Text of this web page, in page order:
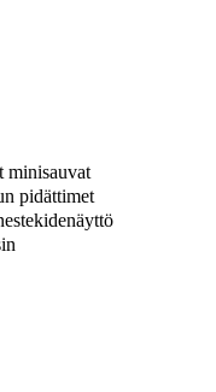
minisauvat
pidättimet